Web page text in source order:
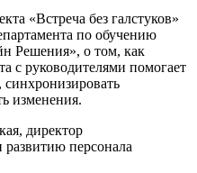
«Встреча без галстуков»
по обучению
Решения», о том, как
с руководителями помогает
изменения.